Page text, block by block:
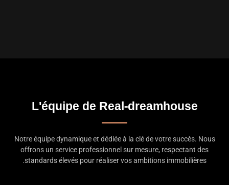
L'équipe de Real-dreamhouse
Notre équipe dynamique et dédiée à la clé de votre succès. Nous
offrons un service professionnel sur mesure, respectant des
standards élevés pour réaliser vos ambitions immobilières.